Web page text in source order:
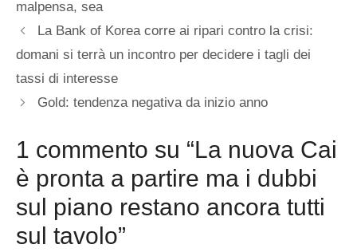
malpensa, sea
La Bank of Korea corre ai ripari contro la crisi:
domani si terrà un incontro per decidere i tagli dei
tassi di interesse
Gold: tendenza negativa da inizio anno
1 commento su “La nuova Cai
è pronta a partire ma i dubbi
sul piano restano ancora tutti
sul tavolo”